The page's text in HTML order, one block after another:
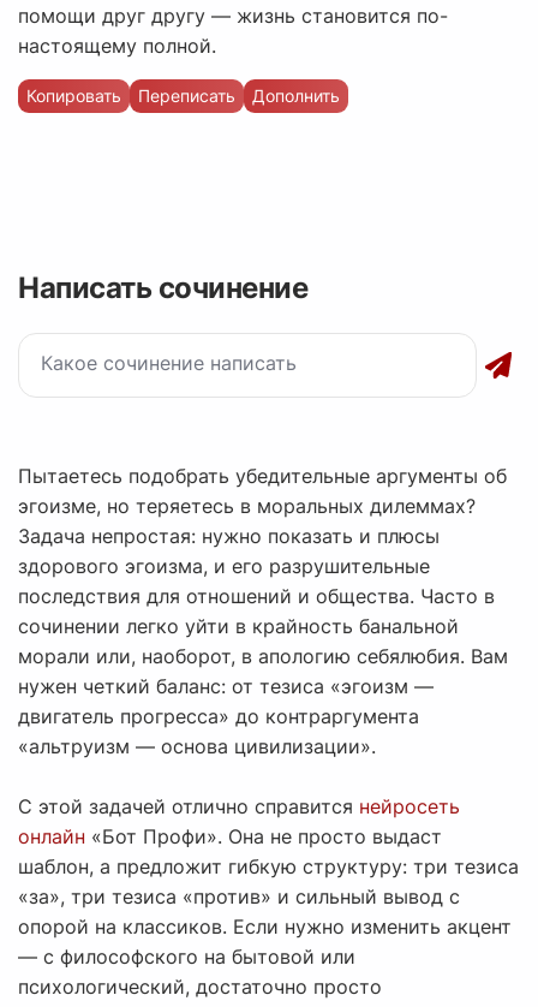
помощи друг другу — жизнь становится по-
настоящему полной.
Копировать Переписать Дополнить
Написать сочинение
Пытаетесь подобрать убедительные аргументы об
эгоизме, но теряетесь в моральных дилеммах?
Задача непростая: нужно показать и плюсы
здорового эгоизма, и его разрушительные
последствия для отношений и общества. Часто в
сочинении легко уйти в крайность банальной
морали или, наоборот, в апологию себялюбия. Вам
нужен четкий баланс: от тезиса «эгоизм —
двигатель прогресса» до контраргумента
«альтруизм — основа цивилизации».
С этой задачей отлично справится нейросеть
онлайн «Бот Профи». Она не просто выдаст
шаблон, а предложит гибкую структуру: три тезиса
«за», три тезиса «против» и сильный вывод с
опорой на классиков. Если нужно изменить акцент
— с философского на бытовой или
психологический, достаточно просто